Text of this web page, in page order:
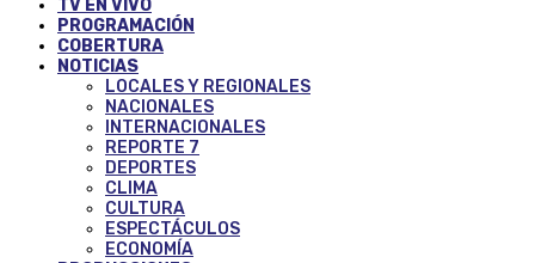
TV EN VIVO
PROGRAMACIÓN
COBERTURA
NOTICIAS
LOCALES Y REGIONALES
NACIONALES
INTERNACIONALES
REPORTE 7
DEPORTES
CLIMA
CULTURA
ESPECTÁCULOS
ECONOMÍA